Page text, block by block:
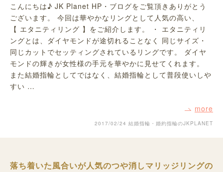
こんにちは♪ JK Planet HP・ブログをご覧頂きありがとう
ございます。 今回は華やかなリングとして人気の高い、
【 エタニティリング 】をご紹介します。 ・ エタニティリ
ングとは、ダイヤモンドが途切れることなく 同じサイズ・
同じカットでセッティングされているリングです。 ダイヤ
モンドの輝きが女性様の手元を華やかに見せてくれます。
また結婚指輪としてではなく、結婚指輪として普段使いしや
すい …
more
2017/02/24 結婚指輪・婚約指輪のJKPLANET
落ち着いた風合いが人気のつや消しマリッジリングの